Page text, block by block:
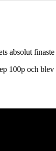
absolut
100p och